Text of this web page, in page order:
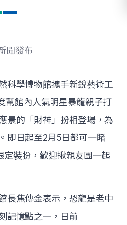
聞發布
科學博物館攜手新銳藝術工
幫館內人氣明星暴龍親子打
景的「財神」扮相登場，為
即日起至2月5日都可一睹
定裝扮，歡迎揪親友團一起
長焦傳金表示，恐龍是老中
記憶點之一，日前